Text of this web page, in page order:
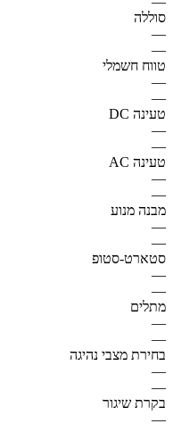
סוללה
—
—
טווח חשמלי
—
—
טעינה DC
—
—
טעינה AC
—
—
מבנה מנוע
—
—
סטארט-סטופ
—
—
מתלים
—
—
בחירת מצבי נהיגה
—
—
בקרת שיגור
—